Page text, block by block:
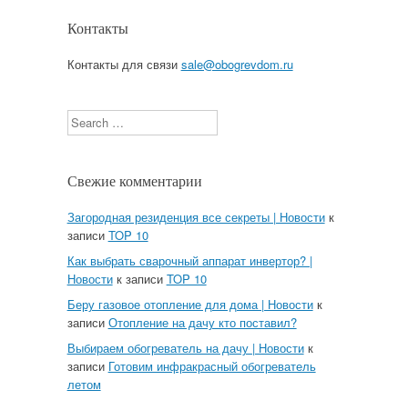
Контакты
Контакты для связи sale@obogrevdom.ru
Search
Свежие комментарии
Загородная резиденция все секреты | Новостик
записи TOP 10
Как выбрать сварочный аппарат инвертор? |
Новостик записи TOP 10
Беру газовое отопление для дома | Новостик
записи Отопление на дачу кто поставил?
Выбираем обогреватель на дачу | Новостик
записи Готовим инфракрасный обогреватель
летом